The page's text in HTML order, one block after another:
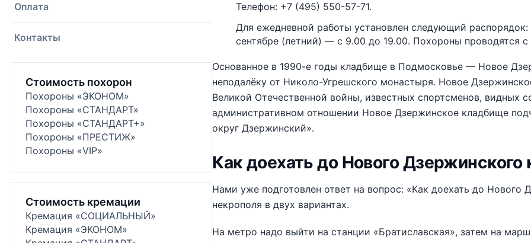
Оплата
Контакты
Стоимость похорон
Похороны «ЭКОНОМ»
Похороны «СТАНДАРТ»
Похороны «СТАНДАРТ+»
Похороны «ПРЕСТИЖ»
Похороны «VIP»
Стоимость кремации
Кремация «СОЦИАЛЬНЫЙ»
Кремация «ЭКОНОМ»
Телефон: +7 (495) 550-57-71.
Для ежедневной работы установлен следующий
сентябре (летний) — с 9.00 до 19.00. Похороны проводятся с
Основанное в 1990-е годы кладбище в Подмосковье — Новое
неподалёку от Николо-Угрешского монастыря. Новое
Великой Отечественной войны, известных спортсменов, видных
административном отношении Новое Дзержинское кладбище
округ Дзержинский».
Как доехать до Нового
Нами уже подготовлен ответ на вопрос: «Как доехать до Нового
некрополя в двух вариантах.
На метро надо выйти на станции «Братиславская», затем на